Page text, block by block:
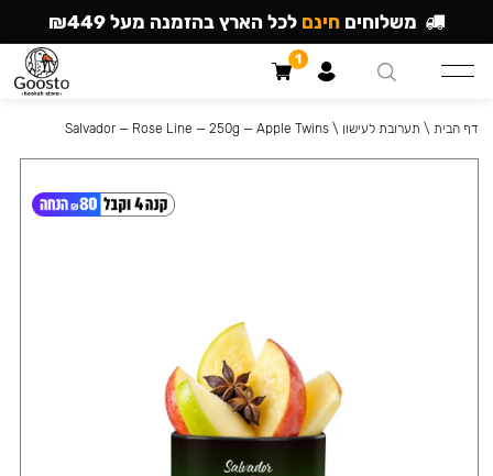
דף הבית \ תערובת לעישון \
Salvador — Rose Line — 250g — Apple Twins
משלוחים חינם לכל הארץ בהזמנה מעל ₪449
1